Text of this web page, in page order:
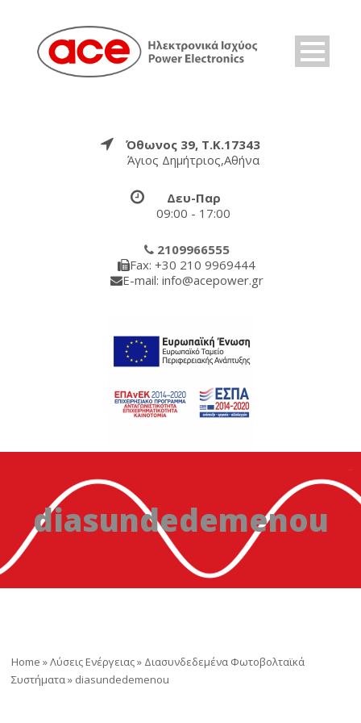
Όθωνος 39, Τ.Κ.17343
Άγιος Δημήτριος,Αθήνα
Δευ-Παρ
09:00 - 17:00
2109966555
Fax: +30 210 9969444
E-mail: info@acepower.gr
diasundedemenou
Home »Λύσεις Ενέργειας» Διασυνδεδεμένα Φωτοβολταϊκά
Συστήματα» diasundedemenou